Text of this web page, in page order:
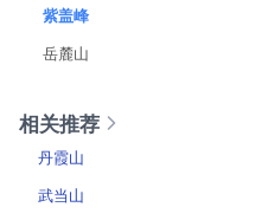
紫盖峰
岳麓山
相关推荐
丹霞山
武当山